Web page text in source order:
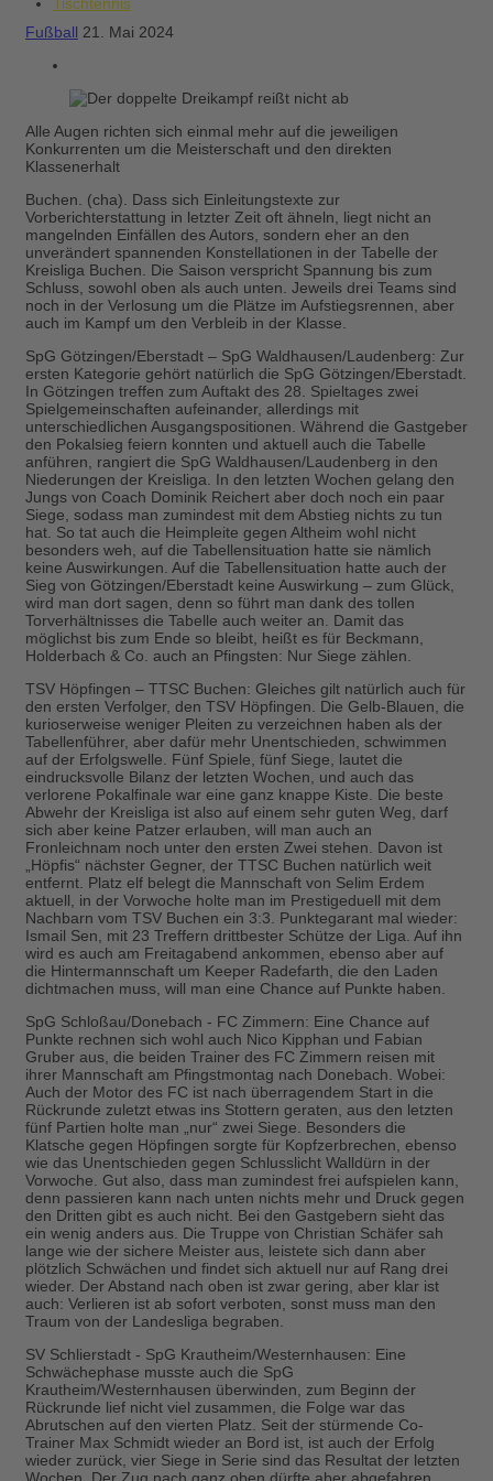
Tischtennis
Fußball 21. Mai 2024
Alle Augen richten sich einmal mehr auf die jeweiligen
Konkurrenten um die Meisterschaft und den direkten
Klassenerhalt
Buchen.
(cha). Dass sich Einleitungstexte zur
Vorberichterstattung in letzter Zeit oft ähneln, liegt nicht an
mangelnden Einfällen des Autors, sondern eher an den
unverändert spannenden Konstellationen in der Tabelle der
Kreisliga Buchen. Die Saison verspricht Spannung bis zum
Schluss, sowohl oben als auch unten. Jeweils drei Teams sind
noch in der Verlosung um die Plätze im Aufstiegsrennen, aber
auch im Kampf um den Verbleib in der Klasse.
SpG Götzingen/Eberstadt – SpG Waldhausen/Laudenberg: Zur
ersten Kategorie gehört natürlich die SpG Götzingen/Eberstadt.
In Götzingen treffen zum Auftakt des 28. Spieltages zwei
Spielgemeinschaften aufeinander, allerdings mit
unterschiedlichen Ausgangspositionen. Während die Gastgeber
den Pokalsieg feiern konnten und aktuell auch die Tabelle
anführen, rangiert die SpG Waldhausen/Laudenberg in den
Niederungen der Kreisliga. In den letzten Wochen gelang den
Jungs von Coach Dominik Reichert aber doch noch ein paar
Siege, sodass man zumindest mit dem Abstieg nichts zu tun
hat. So tat auch die Heimpleite gegen Altheim wohl nicht
besonders weh, auf die Tabellensituation hatte sie nämlich
keine Auswirkungen. Auf die Tabellensituation hatte auch der
Sieg von Götzingen/Eberstadt keine Auswirkung – zum Glück,
wird man dort sagen, denn so führt man dank des tollen
Torverhältnisses die Tabelle auch weiter an. Damit das
möglichst bis zum Ende so bleibt, heißt es für Beckmann,
Holderbach & Co. auch an Pfingsten: Nur Siege zählen.
TSV Höpfingen – TTSC Buchen: Gleiches gilt natürlich auch für
den ersten Verfolger, den TSV Höpfingen. Die Gelb-Blauen, die
kurioserweise weniger Pleiten zu verzeichnen haben als der
Tabellenführer, aber dafür mehr Unentschieden, schwimmen
auf der Erfolgswelle. Fünf Spiele, fünf Siege, lautet die
eindrucksvolle Bilanz der letzten Wochen, und auch das
verlorene Pokalfinale war eine ganz knappe Kiste. Die beste
Abwehr der Kreisliga ist also auf einem sehr guten Weg, darf
sich aber keine Patzer erlauben, will man auch an
Fronleichnam noch unter den ersten Zwei stehen. Davon ist
„Höpfis“ nächster Gegner, der TTSC Buchen natürlich weit
entfernt. Platz elf belegt die Mannschaft von Selim Erdem
aktuell, in der Vorwoche holte man im Prestigeduell mit dem
Nachbarn vom TSV Buchen ein 3:3. Punktegarant mal wieder:
Ismail Sen, mit 23 Treffern drittbester Schütze der Liga. Auf ihn
wird es auch am Freitagabend ankommen, ebenso aber auf
die Hintermannschaft um Keeper Radefarth, die den Laden
dichtmachen muss, will man eine Chance auf Punkte haben.
SpG Schloßau/Donebach - FC Zimmern: Eine Chance auf
Punkte rechnen sich wohl auch Nico Kipphan und Fabian
Gruber aus, die beiden Trainer des FC Zimmern reisen mit
ihrer Mannschaft am Pfingstmontag nach Donebach. Wobei:
Auch der Motor des FC ist nach überragendem Start in die
Rückrunde zuletzt etwas ins Stottern geraten, aus den letzten
fünf Partien holte man „nur“ zwei Siege. Besonders die
Klatsche gegen Höpfingen sorgte für Kopfzerbrechen, ebenso
wie das Unentschieden gegen Schlusslicht Walldürn in der
Vorwoche. Gut also, dass man zumindest frei aufspielen kann,
denn passieren kann nach unten nichts mehr und Druck gegen
den Dritten gibt es auch nicht. Bei den Gastgebern sieht das
ein wenig anders aus. Die Truppe von Christian Schäfer sah
lange wie der sichere Meister aus, leistete sich dann aber
plötzlich Schwächen und findet sich aktuell nur auf Rang drei
wieder. Der Abstand nach oben ist zwar gering, aber klar ist
auch: Verlieren ist ab sofort verboten, sonst muss man den
Traum von der Landesliga begraben.
SV Schlierstadt - SpG Krautheim/Westernhausen: Eine
Schwächephase musste auch die SpG
Krautheim/Westernhausen überwinden, zum Beginn der
Rückrunde lief nicht viel zusammen, die Folge war das
Abrutschen auf den vierten Platz. Seit der stürmende Co-
Trainer Max Schmidt wieder an Bord ist, ist auch der Erfolg
wieder zurück, vier Siege in Serie sind das Resultat der letzten